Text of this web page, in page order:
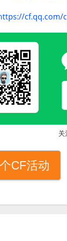
cf.qq.com/
关
CF活动